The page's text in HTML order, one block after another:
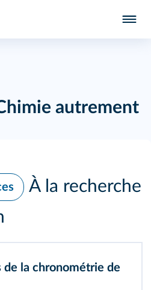
autrement
À la recherche
de la chronométrie de